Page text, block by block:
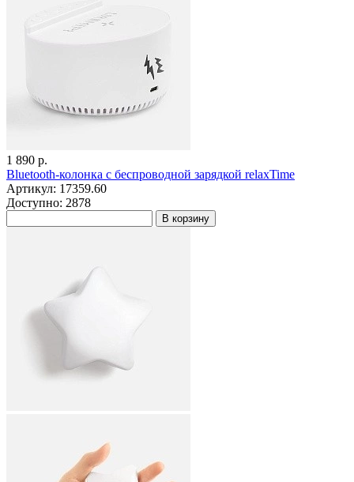
1 890 р.
Bluetooth-колонка с беспроводной зарядкой relaxTime
Артикул: 17359.60
Доступно: 2878
В корзину